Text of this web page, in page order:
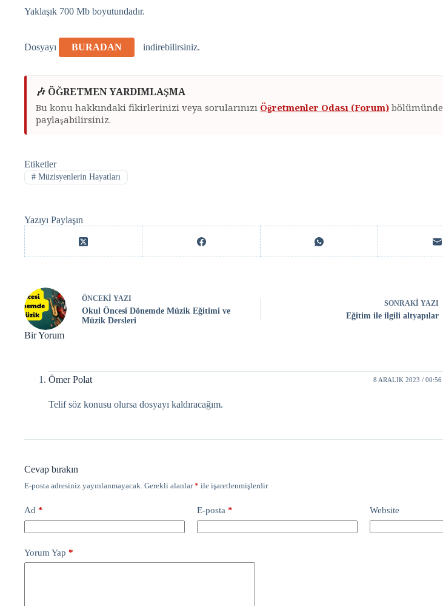
Yaklaşık 700 Mb boyutundadır.
Dosyayı BURADAN indirebilirsiniz.
🎶 ÖĞRETMEN YARDIMLAŞMA
Bu konu hakkındaki fikirlerinizi veya sorularınızı Öğretmenler Odası (Forum) bölümünde
paylaşabilirsiniz.
Etiketler
#Müzisyenlerin Hayatları
Yazıyı Paylaşın
ÖNCEKI YAZI
Okul Öncesi Dönemde Müzik Eğitimi ve
Müzik Dersleri
SONRAKI YAZI
Eğitim ile ilgili altyapılar
Bir Yorum
Ömer Polat 8 ARALIK 2023 / 00:56
Telif söz konusu olursa dosyayı kaldıracağım.
Cevap bırakın
E-posta adresiniz yayınlanmayacak. Gerekli alanlar* ile işaretlenmişlerdir
Ad * E-posta * Website
Yorum Yap *